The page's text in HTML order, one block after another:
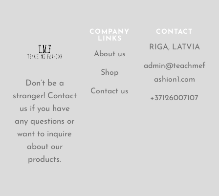
Don’t be a
stranger! Contact
us if you have
any questions or
want to inquire
about our
products.
COMPANY
LINKS
About us
Shop
Contact us
CONTACT
RIGA, LATVIA
admin@teachmef
ashion1.com
+37126007107